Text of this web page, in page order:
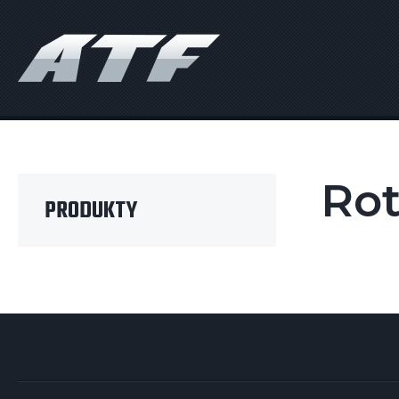
PRODUKTY